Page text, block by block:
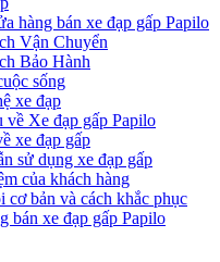
hàng bán xe đạp gấp Papilo
Vận Chuyển
Bảo Hành
sống
xe đạp
về Xe đạp gấp Papilo
xe đạp gấp
sử dụng xe đạp gấp
của khách hàng
cơ bản và cách khắc phục
bán xe đạp gấp Papilo